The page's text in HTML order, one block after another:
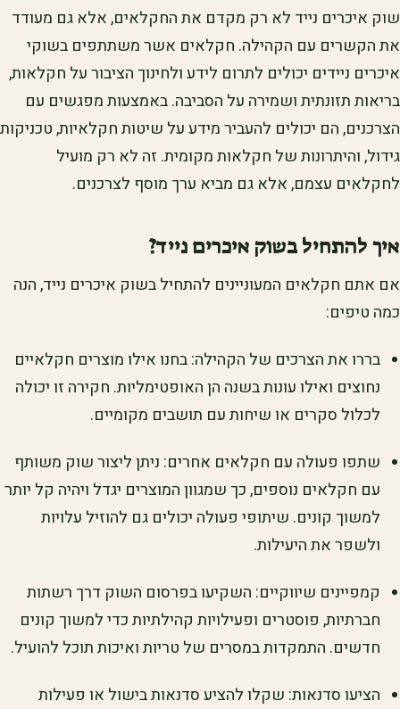
שוק איכרים נייד לא רק מקדם את החקלאים, אלא גם מעודד
את הקשרים עם הקהילה. חקלאים אשר משתתפים בשוקי
איכרים ניידים יכולים לתרום לידע ולחינוך הציבור על חקלאות,
בריאות תזונתית ושמירה על הסביבה. באמצעות מפגשים עם
הצרכנים, הם יכולים להעביר מידע על שיטות חקלאיות, טכניקות
גידול, והיתרונות של חקלאות מקומית. זה לא רק מועיל
לחקלאים עצמם, אלא גם מביא ערך מוסף לצרכנים.
איך להתחיל בשוק איכרים נייד?
אם אתם חקלאים המעוניינים להתחיל בשוק איכרים נייד, הנה
כמה טיפים:
בררו את הצרכים של הקהילה: בחנו אילו מוצרים חקלאיים
נחוצים ואילו עונות בשנה הן האופטימליות. חקירה זו יכולה
לכלול סקרים או שיחות עם תושבים מקומיים.
שתפו פעולה עם חקלאים אחרים: ניתן ליצור שוק משותף
עם חקלאים נוספים, כך שמגוון המוצרים יגדל ויהיה קל יותר
למשוך קונים. שיתופי פעולה יכולים גם להוזיל עלויות
ולשפר את היעילות.
קמפיינים שיווקיים: השקיעו בפרסום השוק דרך רשתות
חברתיות, פוסטרים ופעילויות קהילתיות כדי למשוך קונים
חדשים. התמקדות במסרים של טריות ואיכות תוכל להועיל.
הציעו סדנאות: שקלו להציע סדנאות בישול או פעילות